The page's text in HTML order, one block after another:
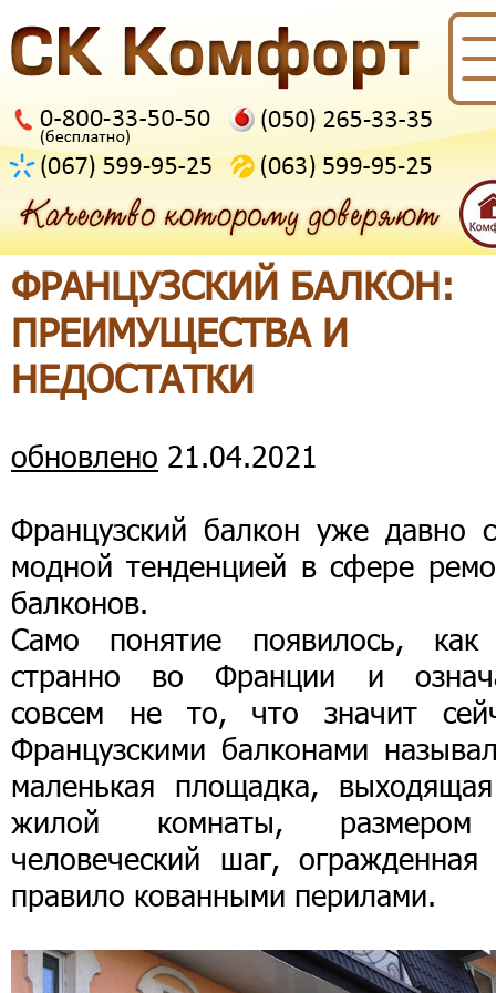
ФРАНЦУЗСКИЙ БАЛКОН:
ПРЕИМУЩЕСТВА И
НЕДОСТАТКИ
обновлено 21.04.2021
Французский балкон уже давно
модной тенденцией в сфере
балконов.
Само понятие появилось,
странно во Франции и
совсем не то, что значит
Французскими балконами
маленькая площадка,
жилой комнаты,
человеческий шаг, огражденная
правило кованными перилами.